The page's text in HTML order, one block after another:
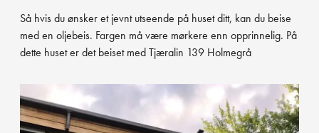
Så hvis du ønsker et jevnt utseende på huset ditt, kan du beise
med en oljebeis. Fargen må være mørkere enn opprinnelig. På
dette huset er det beiset med Tjæralin 139 Holmegrå